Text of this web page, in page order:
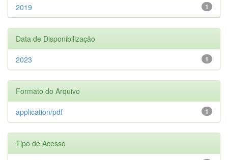
1
2019
Data de Disponibilização
1
2023
Formato do Arquivo
1
application/pdf
Tipo de Acesso